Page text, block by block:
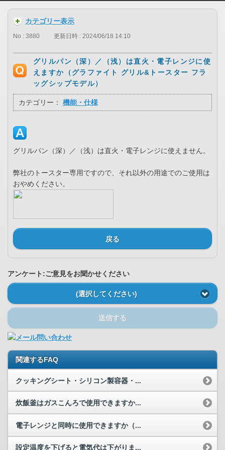
カテゴリー表示
No : 3880 更新日時 : 2024/06/18 14:10
グリルパン（深）／（浅）は直火・電子レンジに使
えますか（グラファイト グリル&トースター フラ
ッグシップモデル）
カテゴリー： 機能・仕様
グリルパン（深）／（浅）は直火・電子レンジに使えません。
弊社のトースター専用ですので、それ以外の用途でのご使用は
おやめください。
戻る
アンケート:ご意見をお聞かせください
(選択してください)
送信する
関連するFAQ
クッキングシート・シリコン製容器・...
炊飯釜はガスこんろで使用できますか...
電子レンジと同時に使用できますか（...
設定温度を下げると電気代は下がりま...